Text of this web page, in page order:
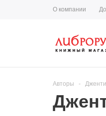
О компании
Авторы -